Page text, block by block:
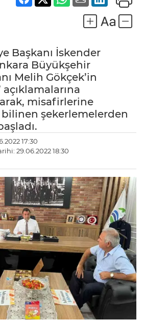
Başkanı İskender
Büyükşehir
Melih Gökçek’in
açıklamalarına
misafirlerine
bilinen şekerlemelerden
17:30
29.06.2022 18:30